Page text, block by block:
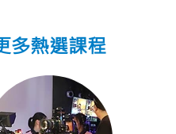
多熱選課程